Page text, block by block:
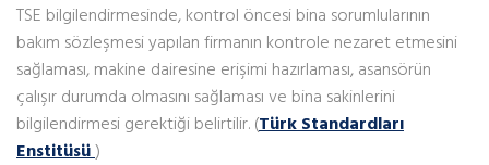
TSE bilgilendirmesinde, kontrol öncesi bina sorumlularının
bakım sözleşmesi yapılan firmanın kontrole nezaret etmesini
sağlaması, makine dairesine erişimi hazırlaması, asansörün
çalışır durumda olmasını sağlaması ve bina sakinlerini
bilgilendirmesi gerektiği belirtilir. (Türk Standardları
Enstitüsü)